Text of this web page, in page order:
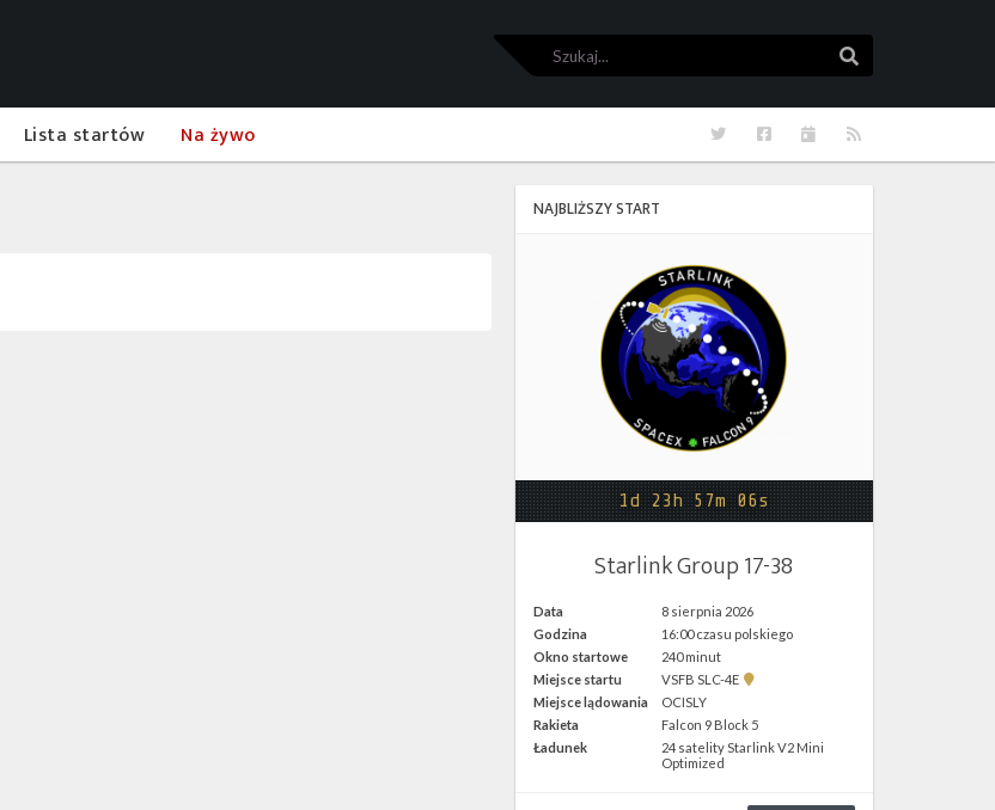
Szukaj
Lista startów Na żywo RSS
Kalendarze
Facebook
Twitter
NAJBLIŻSZY START
1d 23h 57m 06s
Starlink Group 17-38
Data
8 sierpnia 2026
Godzina
16:00 czasu polskiego
Okno startowe
240 minut
Miejsce startu
VSFB SLC-4E
Pokaż
SLC-
4E w
Google
Miejsce lądowania
OCISLY
Rakieta
Falcon 9 Block 5
Ładunek
24 satelity Starlink V2 Mini
Optimized